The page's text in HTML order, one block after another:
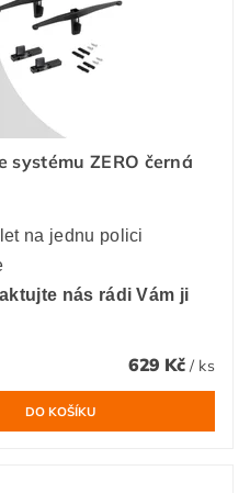
systému ZERO černá
na jednu polici
nás rádi Vám ji
629 Kč / ks